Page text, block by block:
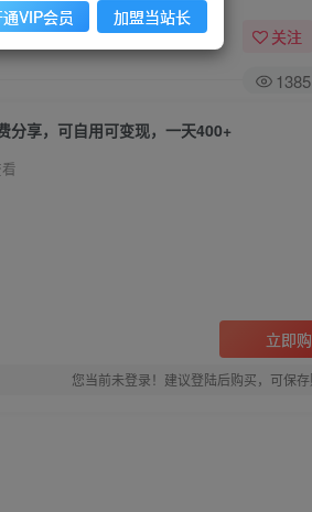
关注
1385
分享，可自用可变现，一天400+
立即
您当前未登录！建议登陆后购买，可保
VIP会员 加盟当站长